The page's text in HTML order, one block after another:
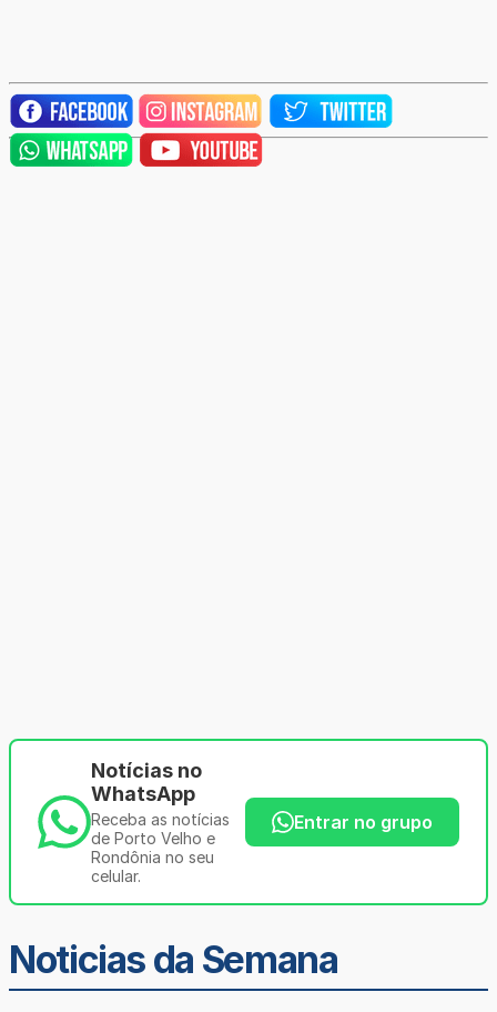
Notícias no
WhatsApp
Receba as notícias
de Porto Velho e
Rondônia no seu
celular.
Entrar no grupo
Noticias da Semana